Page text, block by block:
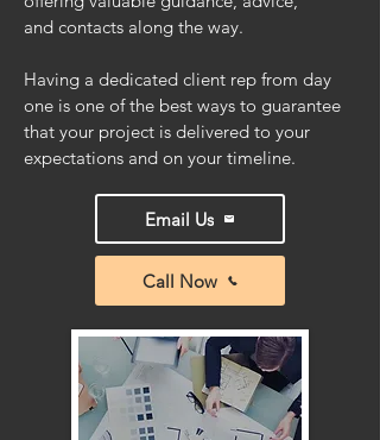
and contacts along the way.
Having a dedicated client rep from day
one is one of the best ways to guarantee
that your project is delivered to your
expectations and on your timeline.
Email Us
Call Now